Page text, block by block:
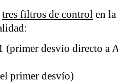
tres filtros de control en
(primer desvío directo a
primer desvío)